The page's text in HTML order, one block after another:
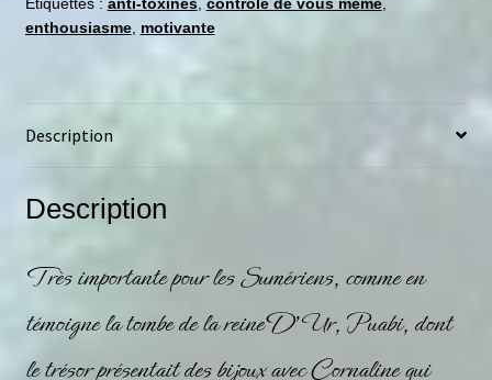
enthousiasme, motivante
Description
Description
Très importante pour les Sumériens, comme en
témoigne la tombe de la reine D’Ur, Puabi, dont
le trésor présentait des bijoux avecCornalinequi